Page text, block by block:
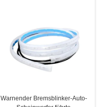
Warnender Bremsblinker-Auto-